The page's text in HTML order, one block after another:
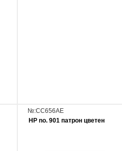
№:CC656AE
HP no. 901 патрон цветен